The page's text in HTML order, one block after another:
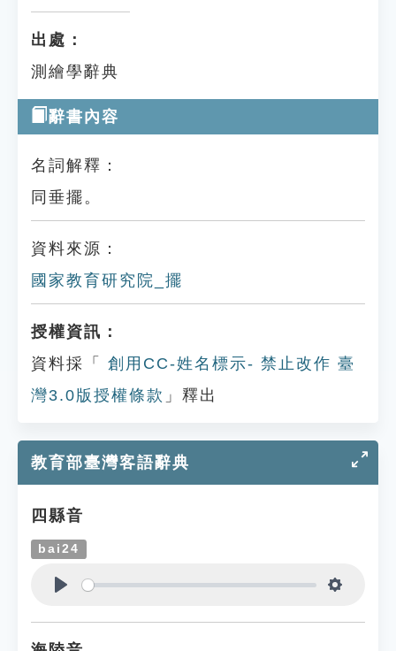
出處：
測繪學辭典
辭書內容
名詞解釋：
同垂擺。
資料來源：
國家教育研究院_擺
授權資訊：
資料採「
創用CC-姓名標示- 禁止改作 臺
灣3.0版授權條款 」釋出
教育部臺灣客語辭典
四縣音
bai24